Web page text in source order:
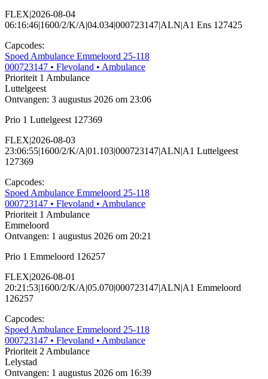
FLEX|2026-08-04
06:16:46|1600/2/K/A|04.034|000723147|ALN|A1 Ens 127425
Capcodes:
Spoed Ambulance Emmeloord 25-118
000723147 • Flevoland • Ambulance
Prioriteit 1 Ambulance
Luttelgeest
Ontvangen: 3 augustus 2026 om 23:06
Prio 1 Luttelgeest 127369
FLEX|2026-08-03
23:06:55|1600/2/K/A|01.103|000723147|ALN|A1 Luttelgeest
127369
Capcodes:
Spoed Ambulance Emmeloord 25-118
000723147 • Flevoland • Ambulance
Prioriteit 1 Ambulance
Emmeloord
Ontvangen: 1 augustus 2026 om 20:21
Prio 1 Emmeloord 126257
FLEX|2026-08-01
20:21:53|1600/2/K/A|05.070|000723147|ALN|A1 Emmeloord
126257
Capcodes:
Spoed Ambulance Emmeloord 25-118
000723147 • Flevoland • Ambulance
Prioriteit 2 Ambulance
Lelystad
Ontvangen: 1 augustus 2026 om 16:39